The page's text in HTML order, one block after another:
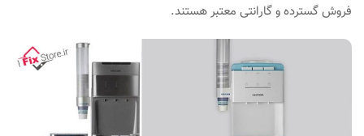
فروش گسترده و گارانتی معتبر هستند.